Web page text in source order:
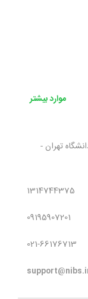
موارد بیشتر
تهران -
1314744375
09195907201
021-66176713